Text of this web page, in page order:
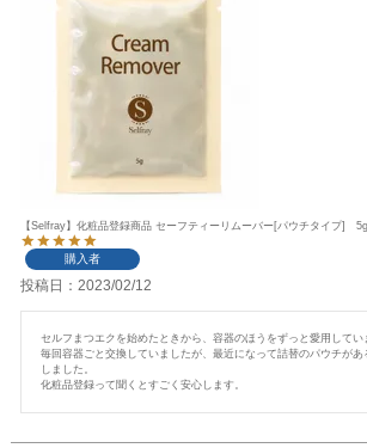
【Selfray】化粧品登録商品 セーフティーリムーバー[パウチタイプ] 5g
購入者
投稿日 2023/02/12
セルフまつエクを始めたときから、容器のほうをずっと愛用してい
毎回容器ごと交換していましたが、最近になって詰替のパウチがあ
しました。
化粧品登録って聞くとすごく安心します。